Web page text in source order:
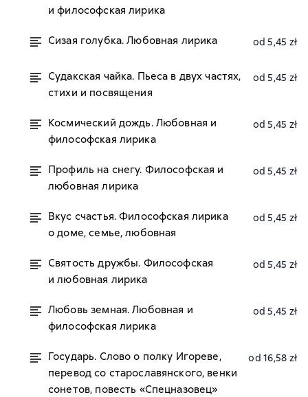
и философская лирика
Сизая голубка. Любовная лирика od 5,45 zł
Судакская чайка. Пьеса в двух частях,
стихи и посвящения
od 5,45 zł
Космический дождь. Любовная и
философская лирика
od 5,45 zł
Профиль на снегу. Философская и
любовная лирика
od 5,45 zł
Вкус счастья. Философская лирика
о доме, семье, любовная
od 5,45 zł
Святость дружбы. Философская
и любовная лирика
od 5,45 zł
Любовь земная. Любовная и
философская лирика
od 5,45 zł
Государь. Слово о полку Игореве,
перевод со старославянского, венки
сонетов, повесть «Спецназовец»
od 16,58 zł